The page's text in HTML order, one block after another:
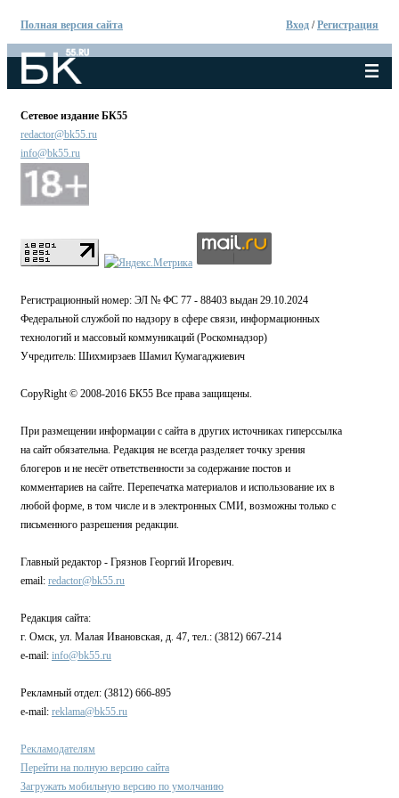
Полная версия сайта Вход /Регистрация
Сетевое издание БК55
redactor@bk55.ru
info@bk55.ru
Регистрационный номер: ЭЛ № ФС 77 - 88403 выдан 29.10.2024
Федеральной службой по надзору в сфере связи, информационных
технологий и массовый коммуникаций (Роскомнадзор)
Учредитель: Шихмирзаев Шамил Кумагаджиевич
CopyRight © 2008-2016 БК55 Все права защищены.
При размещении информации с сайта в других источниках гиперссылка
на сайт обязательна. Редакция не всегда разделяет точку зрения
блогеров и не несёт ответственности за содержание постов и
комментариев на сайте. Перепечатка материалов и использование их в
любой форме, в том числе и в электронных СМИ, возможны только с
письменного разрешения редакции.
Главный редактор - Грязнов Георгий Игоревич.
email: redactor@bk55.ru
Редакция сайта:
г. Омск, ул. Малая Ивановская, д. 47, тел.: (3812) 667-214
e-mail: info@bk55.ru
Рекламный отдел: (3812) 666-895
e-mail: reklama@bk55.ru
Рекламодателям
Перейти на полную версию сайта
Загружать мобильную версию по умолчанию